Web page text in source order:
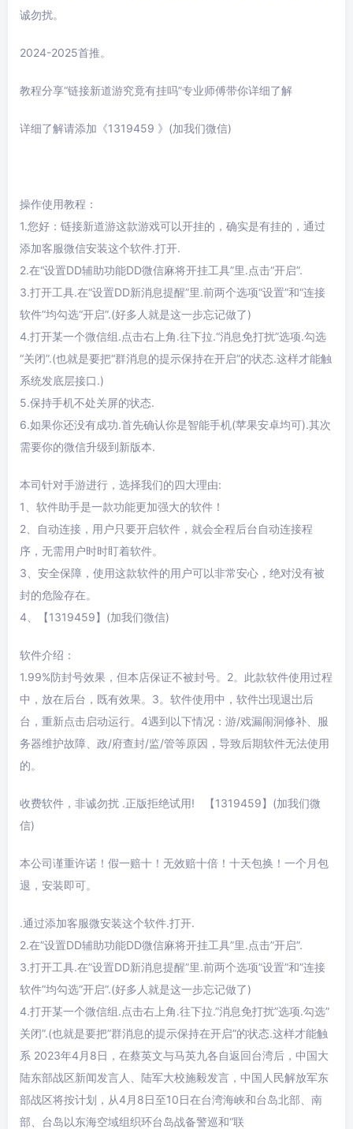
诚勿扰。
2024-2025首推。
教程分享“链接新道游究竟有挂吗”专业师傅带你详细了解
详细了解请添加《1319459 》(加我们微信)
操作使用教程：
1.您好：链接新道游这款游戏可以开挂的，确实是有挂的，通过
添加客服微信安装这个软件.打开.
2.在“设置DD辅助功能DD微信麻将开挂工具”里.点击“开启”.
3.打开工具.在“设置DD新消息提醒”里.前两个选项“设置”和“连接
软件”均勾选“开启”.(好多人就是这一步忘记做了)
4.打开某一个微信组.点击右上角.往下拉.“消息免打扰”选项.勾选
“关闭”.(也就是要把“群消息的提示保持在开启”的状态.这样才能触
系统发底层接口.)
5.保持手机不处关屏的状态.
6.如果你还没有成功.首先确认你是智能手机(苹果安卓均可).其次
需要你的微信升级到新版本.
本司针对手游进行，选择我们的四大理由:
1、软件助手是一款功能更加强大的软件！
2、自动连接，用户只要开启软件，就会全程后台自动连接程
序，无需用户时时盯着软件。
3、安全保障，使用这款软件的用户可以非常安心，绝对没有被
封的危险存在。
4、【1319459】(加我们微信)
软件介绍：
1.99%防封号效果，但本店保证不被封号。2。此款软件使用过程
中，放在后台，既有效果。3。软件使用中，软件岀现退岀后
台，重新点击启动运行。4遇到以下情况：游/戏漏闹洞修补、服
务器维护故障、政/府查封/监/管等原因，导致后期软件无法使用
的。
收费软件，非诚勿扰 .正版拒绝试用! 【1319459】(加我们微
信)
本公司谨重许诺！假一赔十！无效赔十倍！十天包换！一个月包
退，安装即可。
.通过添加客服微安装这个软件.打开.
2.在”设置DD辅助功能DD微信麻将开挂工具”里.点击”开启”.
3.打开工具.在”设置DD新消息提醒”里.前两个选项”设置”和”连接
软件”均勾选”开启”.(好多人就是这一步忘记做了)
4.打开某一个微信组.点击右上角.往下拉.”消息免打扰”选项.勾选”
关闭”.(也就是要把”群消息的提示保持在开启”的状态.这样才能触
系 2023年4月8日，在蔡英文与马英九各自返回台湾后，中国大
陆东部战区新闻发言人、陆军大校施毅发言，中国人民解放军东
部战区将按计划，从4月8日至10日在台湾海峡和台岛北部、南
部、台岛以东海空域组织环台岛战备警巡和“联